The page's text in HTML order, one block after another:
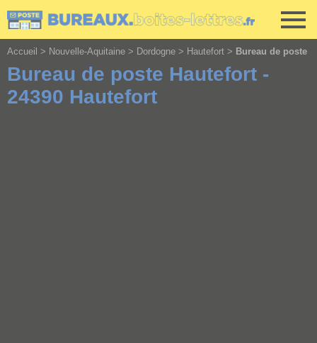
Accueil > Nouvelle-Aquitaine > Dordogne > Hautefort > Bureau de poste
Bureau de poste Hautefort -
24390 Hautefort